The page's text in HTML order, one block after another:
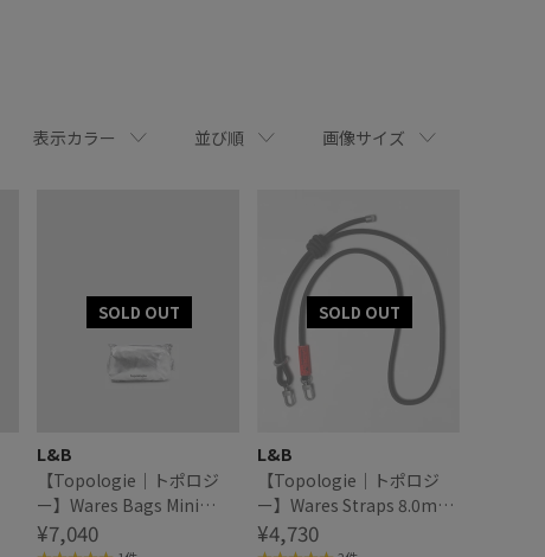
表示カラー 並び順 画像サイズ
L&B
【Topologie｜トポロジ
ー】Wares Bags Mini
Bottle Sacoche ミニボト
¥7,040
L&B
【Topologie｜トポロジ
ー】Wares Straps 8.0mm
Rope Strap ロープストラ
¥4,730